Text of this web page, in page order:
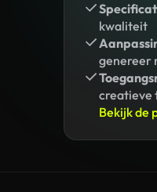
kwaliteit
genereer
creatieve
Bekijk de